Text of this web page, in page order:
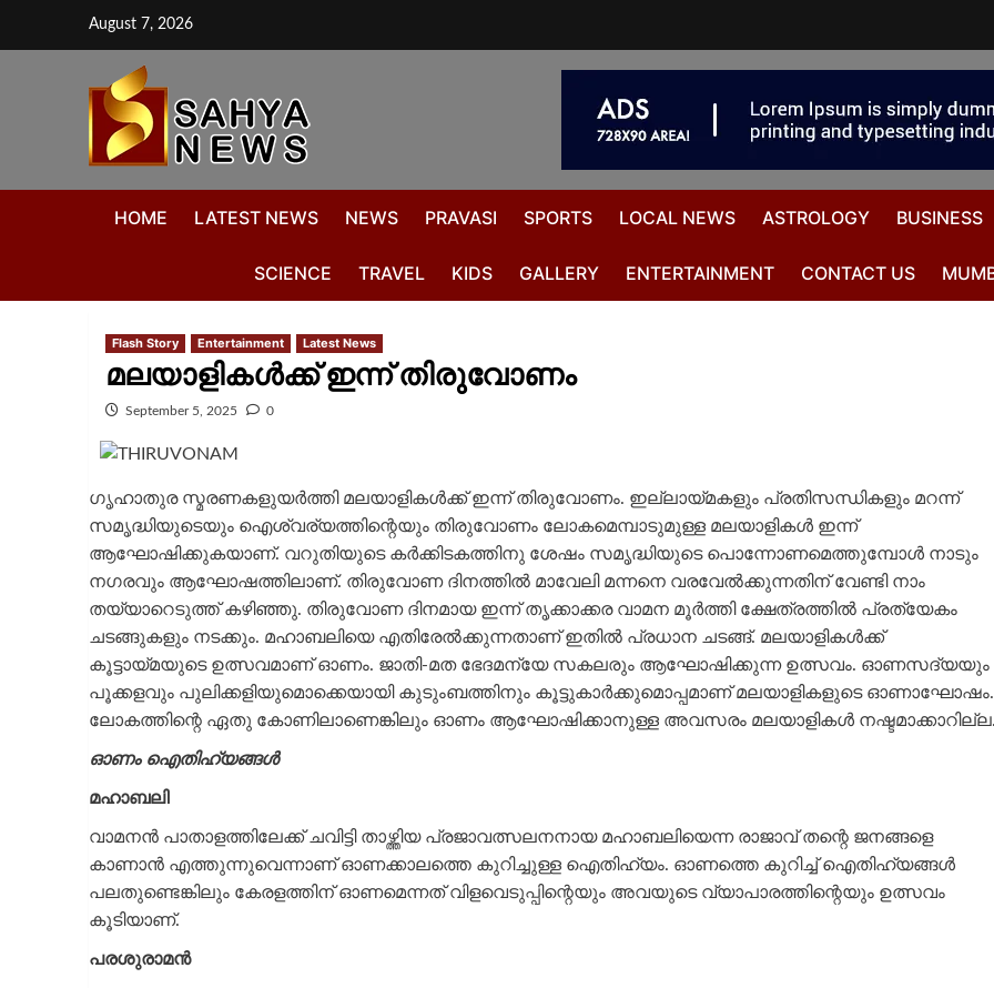
August 7, 2026
HOME LATEST NEWS NEWS PRAVASI SPORTS LOCAL NEWS ASTROLOGY BUSINESS
SCIENCE TRAVEL KIDS GALLERY ENTERTAINMENT CONTACT US
Flash Story Entertainment Latest News
മലയാളികൾക്ക് ഇന്ന് തിരുവോണം
September 5, 2025 0
ഗൃഹാതുര സ്മരണകളുയർത്തി മലയാളികൾക്ക് ഇന്ന് തിരുവോണം. ഇല്ലായ്മകളും പ്രതിസന്ധികളും മറന്ന്
സമൃദ്ധിയുടെയും ഐശ്വര്യത്തിന്റെയും തിരുവോണം ലോകമെമ്പാടുമുള്ള മലയാളികള്‍ ഇന്ന്
ആഘോഷിക്കുകയാണ്. വറുതിയുടെ കർക്കിടകത്തിനു ശേഷം സമൃദ്ധിയുടെ പൊന്നോണമെത്തുമ്പോൾ നാടും
നഗരവും ആഘോഷത്തിലാണ്. തിരുവോണ ദിനത്തില്‍ മാവേലി മന്നനെ വരവേല്‍ക്കുന്നതിന് വേണ്ടി നാം
തയ്യാറെടുത്ത് കഴിഞ്ഞു. തിരുവോണ ദിനമായ ഇന്ന് തൃക്കാക്കര വാമന മൂര്‍ത്തി ക്ഷേത്രത്തില്‍ പ്രത്യേകം
ചടങ്ങുകളും നടക്കും. മഹാബലിയെ എതിരേല്‍ക്കുന്നതാണ് ഇതില്‍ പ്രധാന ചടങ്ങ്. മലയാളികൾക്ക്
കൂട്ടായ്മയുടെ ഉത്സവമാണ് ഓണം. ജാതി-മത ഭേദമന്യേ സകലരും ആഘോഷിക്കുന്ന ഉത്സവം. ഓണസദ്യയും
പൂക്കളവും പുലിക്കളിയുമൊക്കെയായി കുടുംബത്തിനും കൂട്ടുകാർക്കുമൊപ്പമാണ് മലയാളികളുടെ ഓണാഘോഷം.
ലോകത്തിന്റെ ഏതു കോണിലാണെങ്കിലും ഓണം ആഘോഷിക്കാനുള്ള അവസരം മലയാളികൾ
ഓണം ഐതിഹ്യങ്ങൾ
മഹാബലി
വാമനൻ പാതാളത്തിലേക്ക് ചവിട്ടി താഴ്ത്തിയ പ്രജാവത്സലനനായ മഹാബലിയെന്ന രാജാവ് തന്റെ ജനങ്ങളെ
കാണാൻ എത്തുന്നുവെന്നാണ് ഓണക്കാലത്തെ കുറിച്ചുള്ള ഐതിഹ്യം. ഓണത്തെ കുറിച്ച് ഐതിഹ്യങ്ങൾ
പലതുണ്ടെങ്കിലും കേരളത്തിന് ഓണമെന്നത് വിളവെടുപ്പിന്റെയും അവയുടെ വ്യാപാരത്തിന്റെയും ഉത്സവം
കൂടിയാണ്.
പരശുരാമൻ